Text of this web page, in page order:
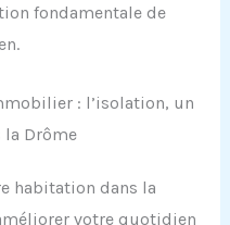
fondamentale de
: l’isolation, un
la Drôme
habitation dans la
votre quotidien